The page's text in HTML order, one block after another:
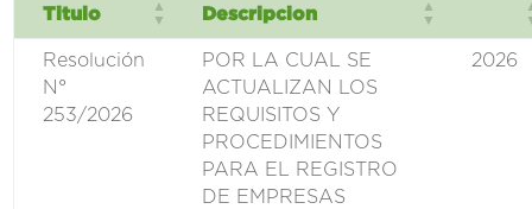
Titulo Descripcion
Resolución
N°
253/2026
POR LA CUAL SE
ACTUALIZAN LOS
REQUISITOS Y
PROCEDIMIENTOS
PARA EL REGISTRO
DE EMPRESAS
2026